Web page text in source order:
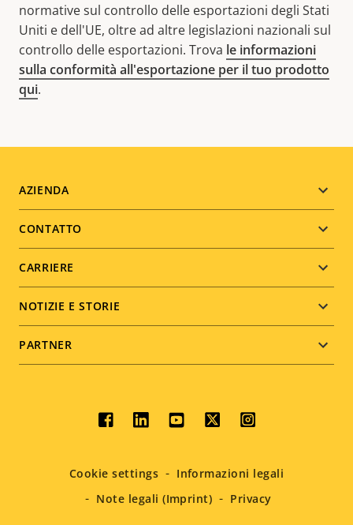
normative sul controllo delle esportazioni degli Stati
Uniti e dell'UE, oltre ad altre legislazioni nazionali sul
controllo delle esportazioni. Trova le informazioni
sulla conformità all'esportazione per il tuo prodotto
qui.
Footer
menu
AZIENDA
CONTATTO
CARRIERE
NOTIZIE E STORIE
PARTNER
Social
menu
Cookie settings
Informazioni legali
Note legali (Imprint)
Privacy